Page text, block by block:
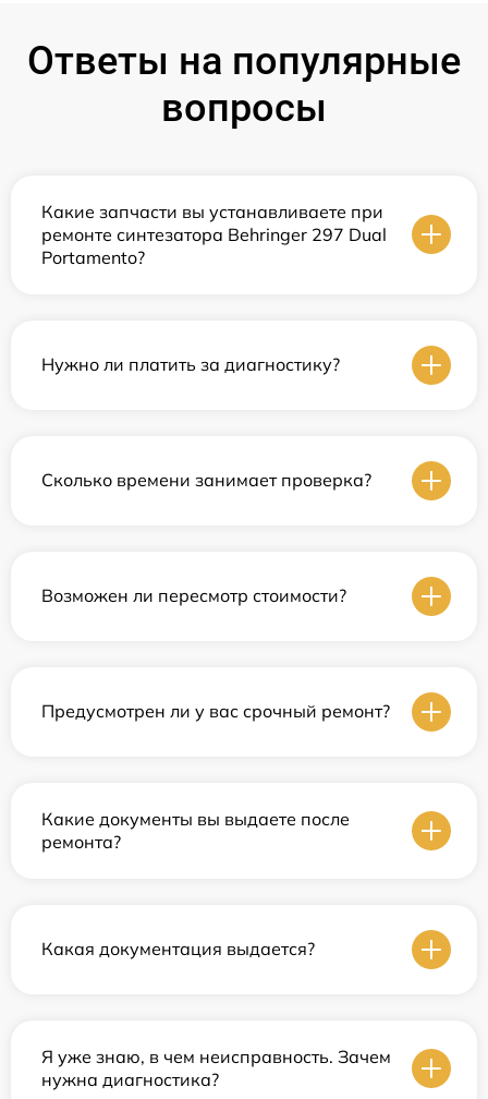
Ответы на популярные
вопросы
Какие запчасти вы устанавливаете при
ремонте синтезатора Behringer 297 Dual
Portamento?
Нужно ли платить за диагностику?
Сколько времени занимает проверка?
Возможен ли пересмотр стоимости?
Предусмотрен ли у вас срочный ремонт?
Какие документы вы выдаете после
ремонта?
Какая документация выдается?
Я уже знаю, в чем неисправность. Зачем
нужна диагностика?